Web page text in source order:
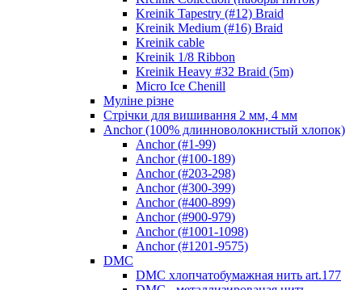
Kreinik Tapestry (#12) Braid
Kreinik Medium (#16) Braid
Kreinik cable
Kreinik 1/8 Ribbon
Kreinik Heavy #32 Braid (5m)
Micro Ice Chenill
Муліне різне
Стрічки для вишивання 2 мм, 4 мм
Anchor (100% длинноволокнистый хлопок)
Anchor (#1-99)
Anchor (#100-189)
Anchor (#203-298)
Anchor (#300-399)
Anchor (#400-899)
Anchor (#900-979)
Anchor (#1001-1098)
Anchor (#1201-9575)
DMC
DMC хлопчатобумажная нить art.177